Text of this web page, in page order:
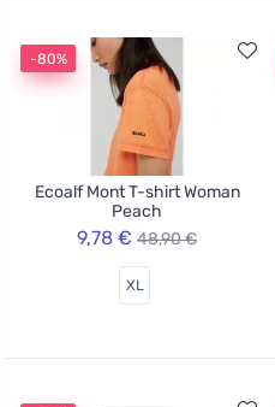
-80%
Ecoalf Mont T-shirt Woman
Peach
9,78 € 48,90 €
XL